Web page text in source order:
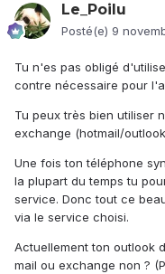
Le_Poilu
Posté(e) 9
Tu n'es pas obligé
contre nécessaire pour
Tu peux très bien utiliser
exchange (hotmail/
Une fois ton téléphone
la plupart du temps tu
service. Donc tout ce
via le service choisi.
Actuellement ton outlook
mail ou exchange non ?